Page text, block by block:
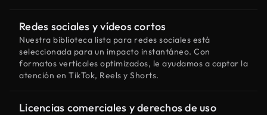
Redes sociales y vídeos cortos
Nuestra biblioteca lista para redes sociales está
seleccionada para un impacto instantáneo. Con
formatos verticales optimizados, le ayudamos a captar la
atención en TikTok, Reels y Shorts.
Licencias comerciales y derechos de uso